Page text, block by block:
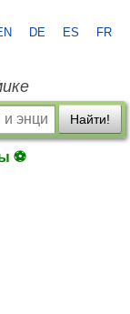
DE ES FR
Найти!
⚽